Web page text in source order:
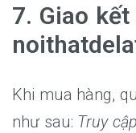
7. Giao
Khi mua hàng,
như sau: Truy